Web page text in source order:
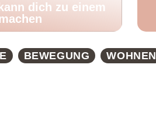
dich zu einem
BEWEGUNG WOHNEN